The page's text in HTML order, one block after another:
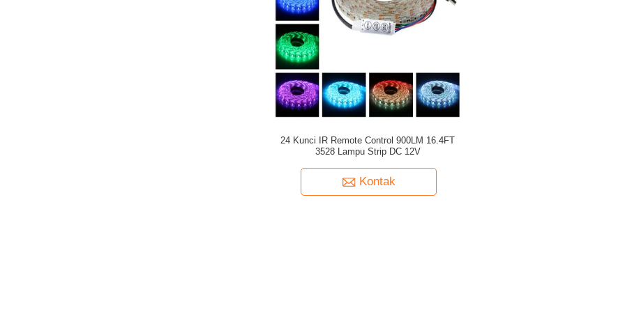
24 Kunci IR Remote Control 900LM 16.4FT
3528 Lampu Strip DC 12V
Kontak